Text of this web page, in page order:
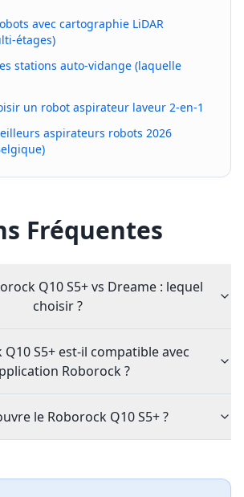
avec cartographie LiDAR
étages)
stations auto-vidange (laquelle
un robot aspirateur laveur 2-en-1
aspirateurs robots 2026
Fréquentes
Q10 S5+ vs Dreame : lequel
choisir ?
Q10 S5+ est-il compatible avec
Roborock ?
le Roborock Q10 S5+ ?